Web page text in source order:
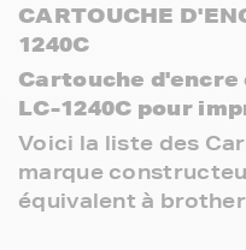
CARTOUCHE
1240C
Cartouche d'encre
LC-1240C pour
Voici la liste des
marque
équivalent à brother